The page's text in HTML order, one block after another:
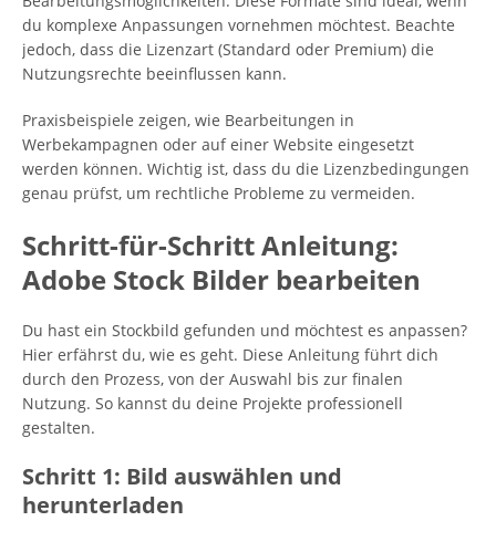
du komplexe Anpassungen vornehmen möchtest. Beachte
jedoch, dass die Lizenzart (Standard oder Premium) die
Nutzungsrechte beeinflussen kann.
Praxisbeispiele zeigen, wie Bearbeitungen in
Werbekampagnen oder auf einer Website eingesetzt
werden können. Wichtig ist, dass du die Lizenzbedingungen
genau prüfst, um rechtliche Probleme zu vermeiden.
Schritt-für-Schritt Anleitung:
Adobe Stock Bilder bearbeiten
Du hast ein Stockbild gefunden und möchtest es anpassen?
Hier erfährst du, wie es geht. Diese Anleitung führt dich
durch den Prozess, von der Auswahl bis zur finalen
Nutzung. So kannst du deine Projekte professionell
gestalten.
Schritt 1: Bild auswählen und
herunterladen